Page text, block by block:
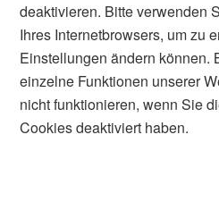
deaktivieren. Bitte verwenden
Ihres Internetbrowsers, um zu
Einstellungen ändern können.
einzelne Funktionen unserer
nicht funktionieren, wenn Sie
Cookies deaktiviert haben.